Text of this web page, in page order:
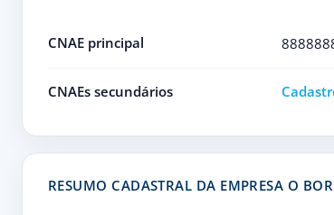
CNAE principal
CNAEs secundários
RESUMO CADASTRAL DA EMPRESA O